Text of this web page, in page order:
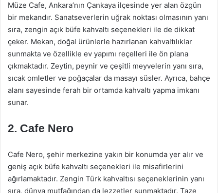
Müze Cafe, Ankara’nın Çankaya ilçesinde yer alan özgün
bir mekandır. Sanatseverlerin uğrak noktası olmasının yanı
sıra, zengin açık büfe kahvaltı seçenekleri ile de dikkat
çeker. Mekan, doğal ürünlerle hazırlanan kahvaltılıklar
sunmakta ve özellikle ev yapımı reçelleri ile ön plana
çıkmaktadır. Zeytin, peynir ve çeşitli meyvelerin yanı sıra,
sıcak omletler ve poğaçalar da masayı süsler. Ayrıca, bahçe
alanı sayesinde ferah bir ortamda kahvaltı yapma imkanı
sunar.
2. Cafe Nero
Cafe Nero, şehir merkezine yakın bir konumda yer alır ve
geniş açık büfe kahvaltı seçenekleri ile misafirlerini
ağırlamaktadır. Zengin Türk kahvaltısı seçeneklerinin yanı
sıra, dünya mutfağından da lezzetler sunmaktadır. Taze